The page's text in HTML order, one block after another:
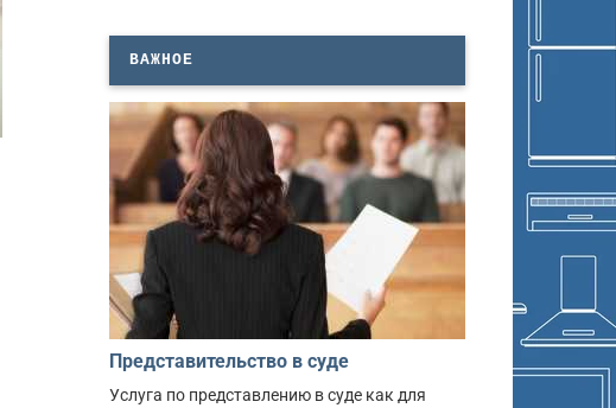
ВАЖНОЕ
Представительство в суде
Услуга по представлению в суде как для